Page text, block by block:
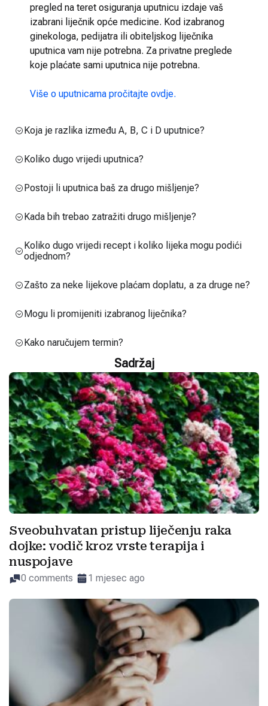
pregled na teret osiguranja uputnicu izdaje vaš
izabrani liječnik opće medicine. Kod izabranog
ginekologa, pedijatra ili obiteljskog liječnika
uputnica vam nije potrebna. Za privatne preglede
koje plaćate sami uputnica nije potrebna.
Više o uputnicama pročitajte ovdje.
Koja je razlika između A, B, C i D uputnice?
Koliko dugo vrijedi uputnica?
Postoji li uputnica baš za drugo mišljenje?
Kada bih trebao zatražiti drugo mišljenje?
Koliko dugo vrijedi recept i koliko lijeka mogu podići
odjednom?
Zašto za neke lijekove plaćam doplatu, a za druge ne?
Mogu li promijeniti izabranog liječnika?
Kako naručujem termin?
Sadržaj
Sveobuhvatan pristup liječenju raka
dojke: vodič kroz vrste terapija i
nuspojave
0 comments 1 mjesec ago